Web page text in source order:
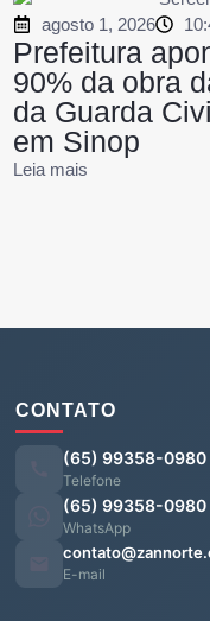
agosto 1, 2026
Prefeitura
90% da obra
da Guarda
em Sinop
Leia mais
CONTATO
(65) 99358-0980
Telefone
(65) 99358-0980
WhatsApp
E-mail